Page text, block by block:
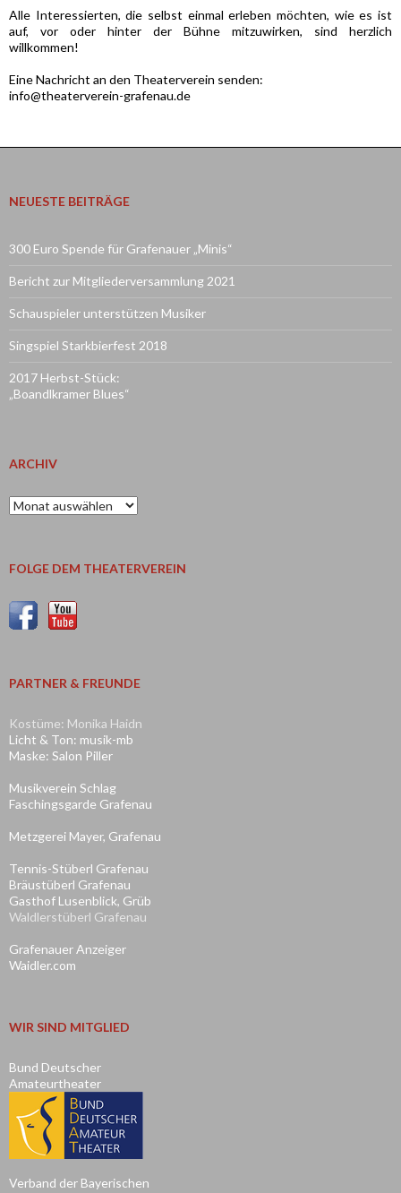
Alle Interessierten, die selbst einmal erleben möchten, wie es ist
auf, vor oder hinter der Bühne mitzuwirken, sind herzlich
willkommen!
Eine Nachricht an den Theaterverein senden:
info@theaterverein-grafenau.de
NEUESTE BEITRÄGE
300 Euro Spende für Grafenauer „Minis“
Bericht zur Mitgliederversammlung 2021
Schauspieler unterstützen Musiker
Singspiel Starkbierfest 2018
2017 Herbst-Stück:
„Boandlkramer Blues“
ARCHIV
Archiv
FOLGE DEM THEATERVEREIN
PARTNER & FREUNDE
Kostüme: Monika Haidn
Licht & Ton: musik-mb
Maske: Salon Piller
Musikverein Schlag
Faschingsgarde Grafenau
Metzgerei Mayer, Grafenau
Tennis-Stüberl Grafenau
Bräustüberl Grafenau
Gasthof Lusenblick, Grüb
Waldlerstüberl Grafenau
Grafenauer Anzeiger
Waidler.com
WIR SIND MITGLIED
Bund Deutscher
Amateurtheater
Verband der Bayerischen